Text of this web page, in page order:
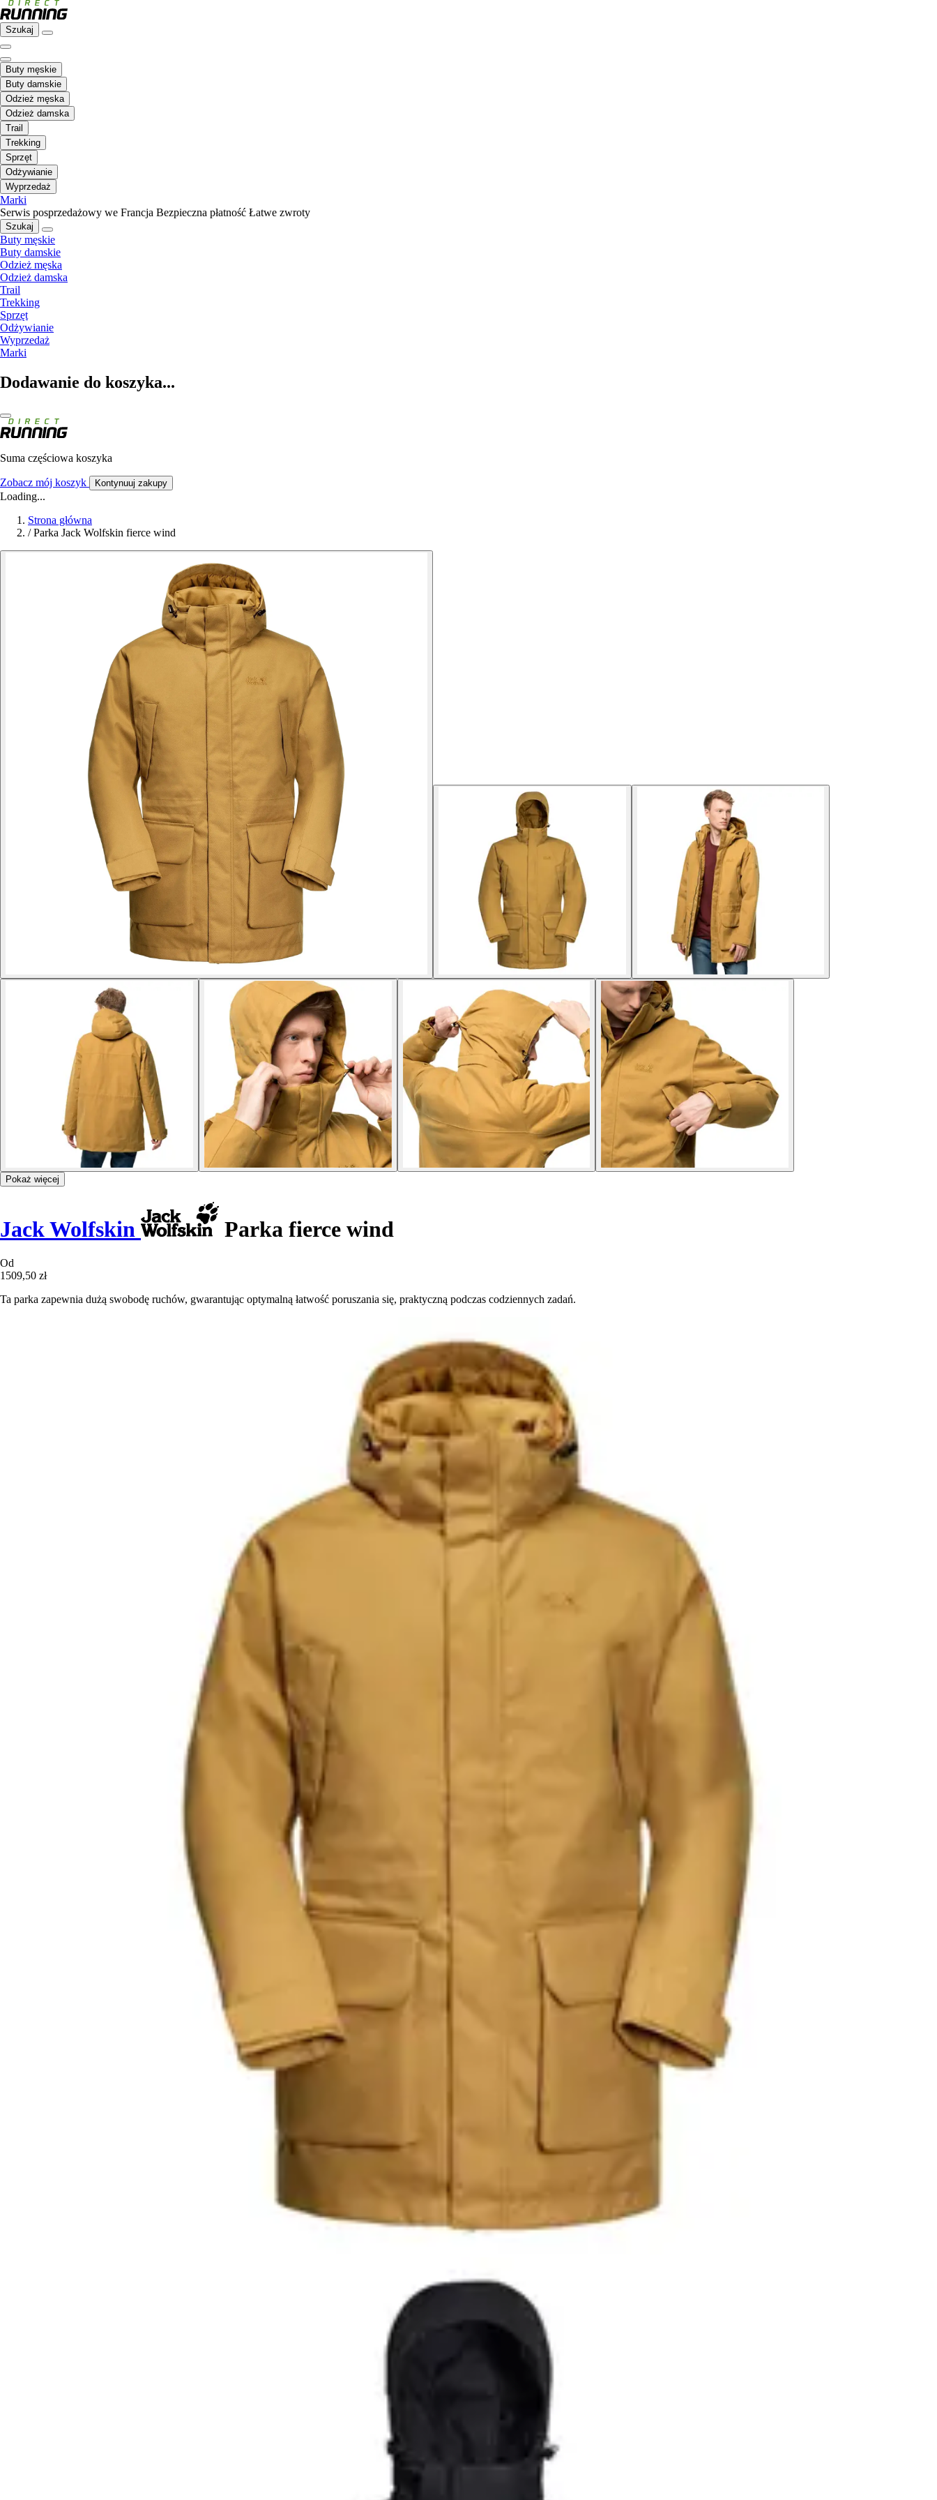
Szukaj
Buty męskie
Buty damskie
Odzież męska
Odzież damska
Trail
Trekking
Sprzęt
Odżywianie
Wyprzedaż
Marki
Serwis posprzedażowy we Francja Bezpieczna płatność Łatwe zwroty
Szukaj
Buty męskie
Buty damskie
Odzież męska
Odzież damska
Trail
Trekking
Sprzęt
Odżywianie
Wyprzedaż
Marki
Dodawanie do koszyka...
Suma częściowa koszyka
Zobacz mój koszyk Kontynuuj zakupy
Loading...
Strona główna
/ Parka Jack Wolfskin fierce wind
Pokaż więcej
Jack Wolfskin Parka fierce wind
Od
1509,50 zł
Ta parka zapewnia dużą swobodę ruchów, gwarantując optymalną łatwość poruszania się, praktyczną podczas codziennych zadań.